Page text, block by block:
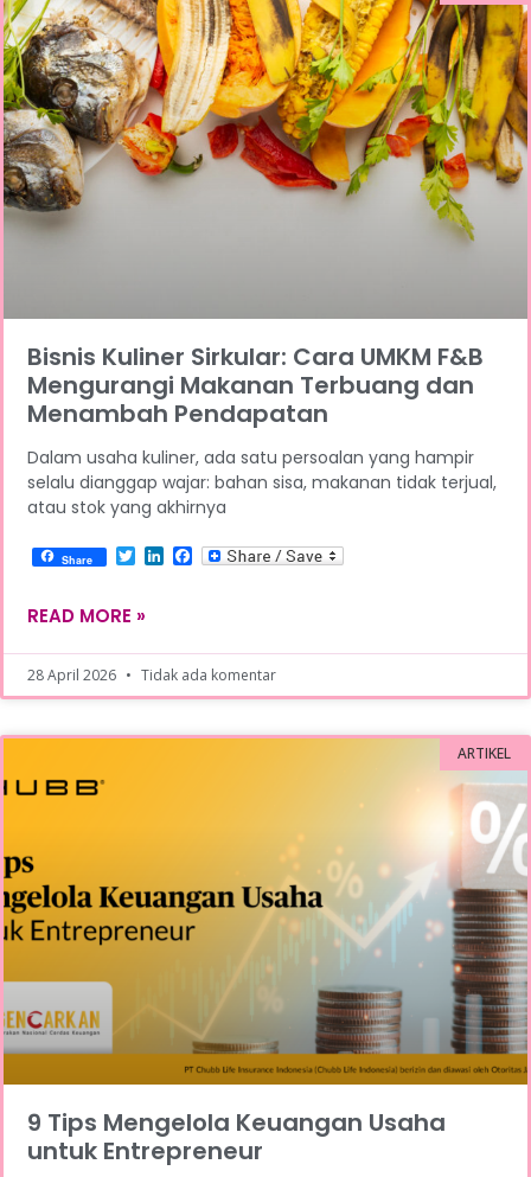
Bisnis Kuliner Sirkular: Cara UMKM F&B
Mengurangi Makanan Terbuang dan
Menambah Pendapatan
Dalam usaha kuliner, ada satu persoalan yang hampir
selalu dianggap wajar: bahan sisa, makanan tidak terjual,
atau stok yang akhirnya
Share TwitterLinkedIn
Facebook
READ MORE »
28 April 2026 Tidak ada komentar
ARTIKEL
9 Tips Mengelola Keuangan Usaha
untuk Entrepreneur